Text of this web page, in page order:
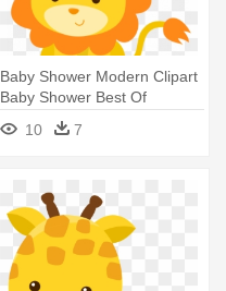
Baby Shower Modern Clipart
Baby Shower Best Of
Animales - Animales De La
Selva Animados
10 7